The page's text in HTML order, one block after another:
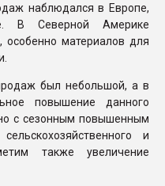
наблюдался в Европе,
В Северной Америке
материалов для
был небольшой, а в
повышение данного
с сезонным повышенным
и
также увеличение